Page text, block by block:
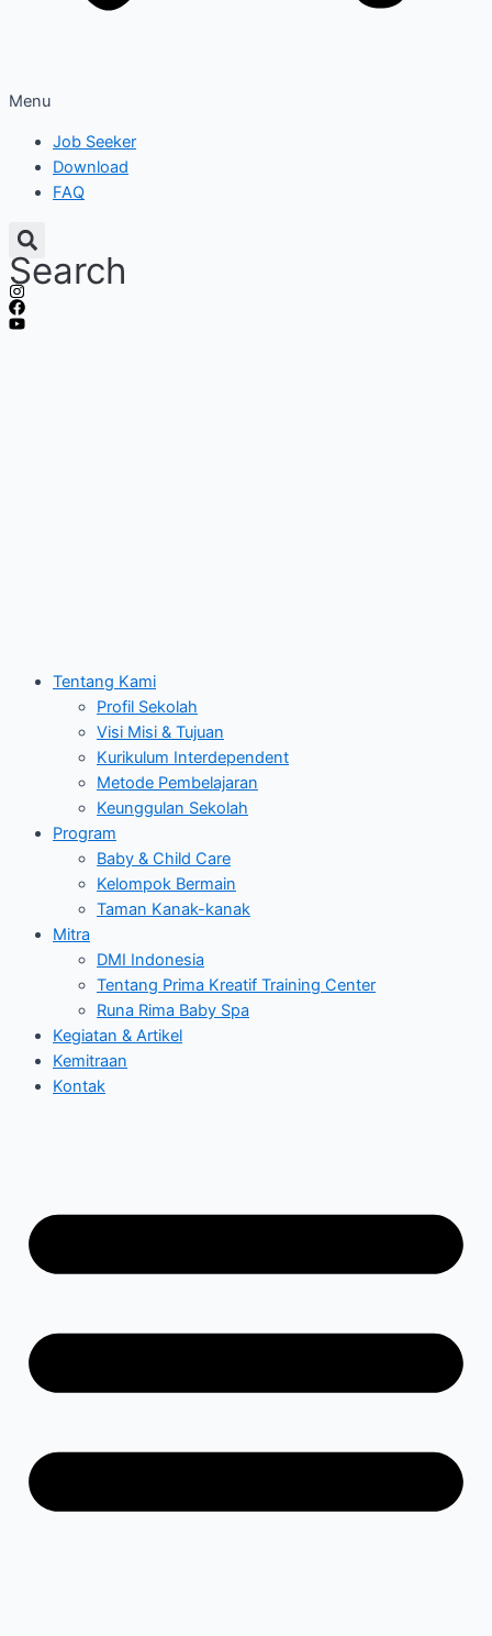
Menu
Job Seeker
Download
FAQ
Search
Tentang Kami
Profil Sekolah
Visi Misi & Tujuan
Kurikulum Interdependent
Metode Pembelajaran
Keunggulan Sekolah
Program
Baby & Child Care
Kelompok Bermain
Taman Kanak-kanak
Mitra
DMI Indonesia
Tentang Prima Kreatif Training Center
Runa Rima Baby Spa
Kegiatan & Artikel
Kemitraan
Kontak